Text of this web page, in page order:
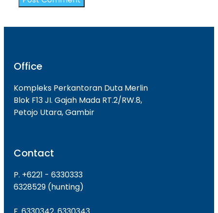
Office
Kompleks Perkantoran Duta Merlin
Blok F13 JI. Gajah Mada RT.2/RW.8,
Petojo Utara, Gambir
Contact
P. +6221 - 6330333
6328529 (hunting)